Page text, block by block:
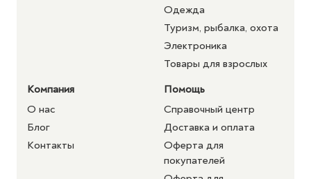
Одежда
Туризм, рыбалка, охота
Электроника
Товары для взрослых
Компания
О нас
Блог
Контакты
Помощь
Справочный центр
Доставка и оплата
Оферта для
покупателей